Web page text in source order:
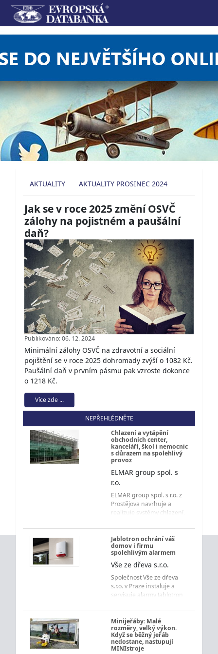
AKTUALITY AKTUALITY PROSINEC 2024
Jak se v roce 2025 změní OSVČ
zálohy na pojistném a paušální
daň?
Publikováno: 06. 12. 2024
Minimální zálohy OSVČ na zdravotní a sociální
pojištění se v roce 2025 dohromady zvýší o 1082 Kč.
Paušální daň v prvním pásmu pak vzroste dokonce
o 1218 Kč.
Více zde ...
NEPŘEHLÉDNĚTE
Chlazení a vytápění
obchodních center,
kanceláří, škol i nemocnic
s důrazem na spolehlivý
provoz
ELMAR group spol. s
r.o.
ELMAR group spol. s r.o. z
Prostějova navrhuje a
realizuje systémy chlazení,
a měření s regulací pro
obchodní centra,
kancelářské budovy, školy,
nemocnice i ubytovací
zařízení s důrazem na
úsporu energií a spolehlivý
provoz.
Jablotron ochrání váš
domov i firmu
spolehlivým alarmem
Vše ze dřeva s.r.o.
Společnost Vše ze dřeva
s.r.o. v Praze instaluje a
servisuje alarmy Jablotron
Získejte přehledné
ovládání, rychlé
upozornění a jistotu každý
den.
Minijeřáby: Malé
rozměry, velký výkon.
Když se běžný jeřáb
nedostane, nastupují
MINIstroje